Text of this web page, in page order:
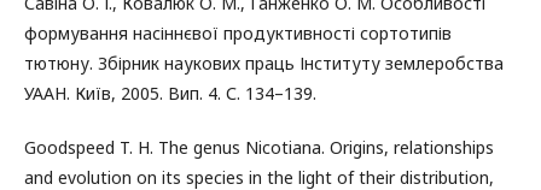
формування насіннєвої продуктивності сортотипів
тютюну. Збірник наукових праць Інституту землеробства
УААН. Київ, 2005. Вип. 4. С. 134–139.
Goodspeed T. H. The genus Nicotiana. Origins, relationships
and evolution on its species in the light of their distribution,